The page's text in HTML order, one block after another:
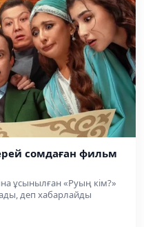
сомдаған фильм
ұсынылған «Руың кім?»
деп хабарлайды